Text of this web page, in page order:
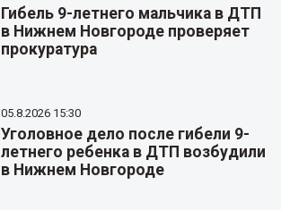
Гибель 9-летнего мальчика в ДТП
в Нижнем Новгороде проверяет
прокуратура
05.8.2026 15:30
Уголовное дело после гибели 9-
летнего ребенка в ДТП возбудили
в Нижнем Новгороде